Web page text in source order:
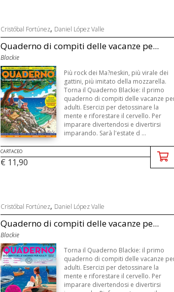
Cristóbal Fortúnez, Daniel López Valle
Quaderno di compiti delle vacanze pe...
Blackie
Più rock dei Ma?neskin, più virale dei
gattini, più imitato della mozzarella.
Torna il Quaderno Blackie: il primo
quaderno di compiti delle vacanze
adulti. Esercizi per detossinare la
mente e riforestare il cervello. Per
imparare divertendosi e divertirsi
imparando. Sarà l'estate d ...
CARTACEO
€ 11,90
Cristóbal Fortúnez, Daniel López Valle
Quaderno di compiti delle vacanze pe...
Blackie
Torna il Quaderno Blackie: il primo
quaderno di compiti delle vacanze
adulti. Esercizi per detossinare la
mente e riforestare il cervello. Per
imparare divertendosi e divertirsi